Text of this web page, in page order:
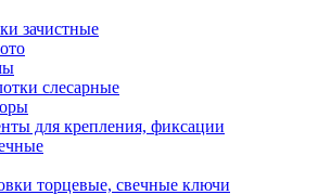
зачистные
слесарные
для крепления, фиксации
торцевые, свечные ключи